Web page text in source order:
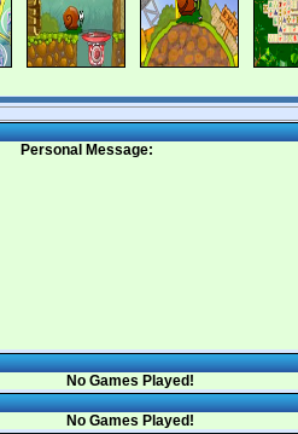
Personal Message:
No Games Played!
No Games Played!